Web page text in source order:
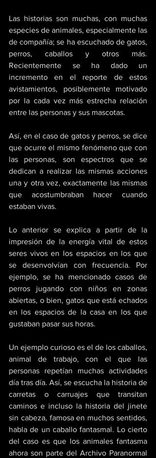
Las historias son muchas, con muchas
especies de animales, especialmente las
de compañía; se ha escuchado de gatos,
perros, caballos y otros más.
Recientemente se ha dado un
incremento en el reporte de estos
avistamientos, posiblemente motivado
por la cada vez más estrecha relación
entre las personas y sus mascotas.
Así, en el caso de gatos y perros, se dice
que ocurre el mismo fenómeno que con
las personas, son espectros que se
dedican a realizar las mismas acciones
una y otra vez, exactamente las mismas
que acostumbraban hacer cuando
estaban vivas.
Lo anterior se explica a partir de la
impresión de la energía vital de estos
seres vivos en los espacios en los que
se desenvolvían con frecuencia. Por
ejemplo, se ha mencionado casos de
perros jugando con niños en zonas
abiertas, o bien, gatos que está echados
en los espacios de la casa en los que
gustaban pasar sus horas.
Un ejemplo curioso es el de los caballos,
animal de trabajo, con el que las
personas repetían muchas actividades
día tras día. Así, se escucha la historia de
carretas o carruajes que transitan
caminos e incluso la historia del jinete
sin cabeza, famosa en muchos sentidos,
habla de un caballo fantasmal. Lo cierto
del caso es que los animales fantasma
ahora son parte del Archivo Paranormal